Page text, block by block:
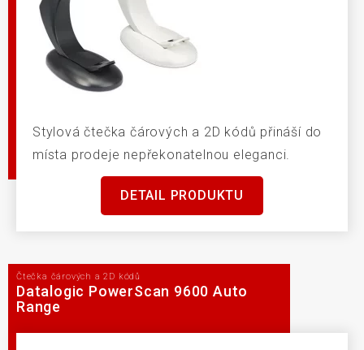
Stylová čtečka čárových a 2D kódů přináší do
místa prodeje nepřekonatelnou eleganci.
DETAIL PRODUKTU
Čtečka čárových a 2D kódů
Datalogic PowerScan 9600 Auto
Range